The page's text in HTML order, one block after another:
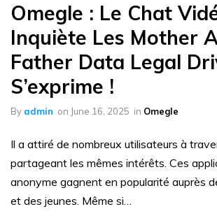
Omegle : Le Chat
Inquiète Les Mother
Father Data Legal
S’exprime !
By admin on June 16, 2025 in Omegle
Il a attiré de nombreux utilisateurs à
partageant les mêmes intérêts. Ces
anonyme gagnent en popularité auprès
et des jeunes. Même si…